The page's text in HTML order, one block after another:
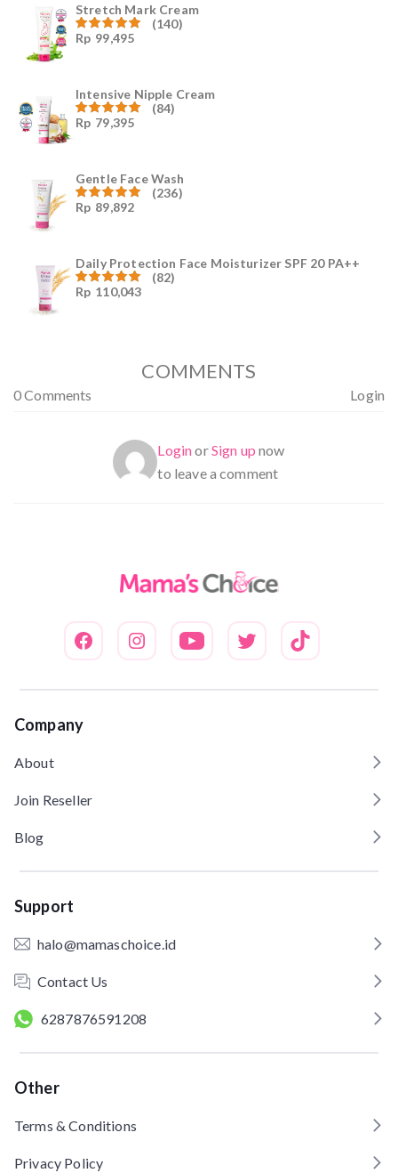
Stretch Mark Cream
Dinilai
(140)
Rp 99,495
Intensive Nipple Cream
Dinilai
(84)
Rp 79,395
Gentle Face Wash
Dinilai
(236)
Rp 89,892
Daily Protection Face Moisturizer SPF 20 PA++
Dinilai
(82)
Rp 110,043
COMMENTS
0 Comments Login
LoginorSign up now
to leave a comment
Company
About
Join Reseller
Blog
Support
halo@mamaschoice.id
Contact Us
6287876591208
Other
Terms & Conditions
Privacy Policy